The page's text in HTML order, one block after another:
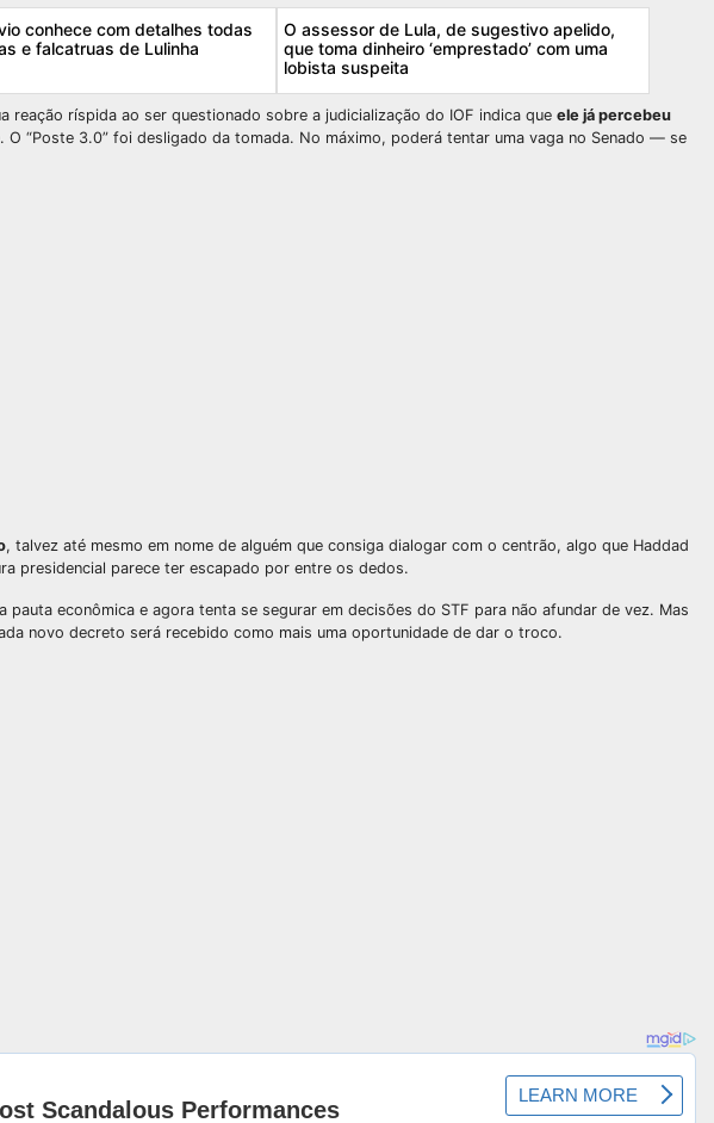
conhece com detalhes todas
e falcatruas de Lulinha
O assessor de Lula, de sugestivo apelido,
que toma dinheiro ‘emprestado’ com uma
lobista suspeita
reação ríspida ao ser questionado sobre a judicialização do IOF indica que ele já percebeu
O “Poste 3.0” foi desligado da tomada. No máximo, poderá tentar uma vaga no Senado — se
, talvez até mesmo em nome de alguém que consiga dialogar com o centrão, algo que Haddad
presidencial parece ter escapado por entre os dedos.
pauta econômica e agora tenta se segurar em decisões do STF para não afundar de vez. Mas
novo decreto será recebido como mais uma oportunidade de dar o troco.